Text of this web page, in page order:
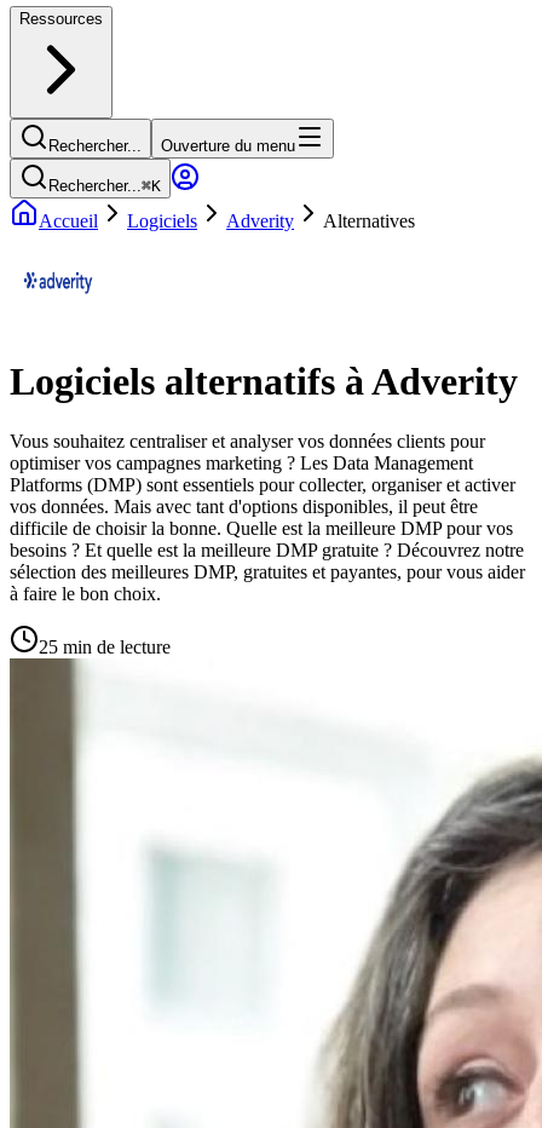
Ressources
Rechercher... Ouverture du menu
Rechercher...⌘K
Accueil Logiciels Adverity Alternatives
Logiciels alternatifs à Adverity
Vous souhaitez centraliser et analyser vos données clients pour
optimiser vos campagnes marketing ? Les Data Management
Platforms (DMP) sont essentiels pour collecter, organiser et activer
vos données. Mais avec tant d'options disponibles, il peut être
difficile de choisir la bonne. Quelle est la meilleure DMP pour vos
besoins ? Et quelle est la meilleure DMP gratuite ? Découvrez notre
sélection des meilleures DMP, gratuites et payantes, pour vous aider
à faire le bon choix.
25 min de lecture